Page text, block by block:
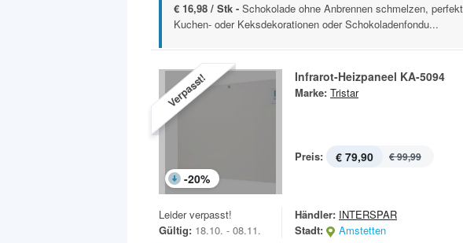
€ 16,98 / Stk - Schokolade ohne Anbrennen schmelzen,
Kuchen- oder Keksdekorationen oder Schokoladenfondu...
Verpasst!
-20%
Infrarot-Heizpaneel KA-5094
Marke: Tristar
Preis: € 79,90 € 99,99
Leider verpasst!
Gültig: 18.10. - 08.11.
Händler: INTERSPAR
Stadt:
Amstetten